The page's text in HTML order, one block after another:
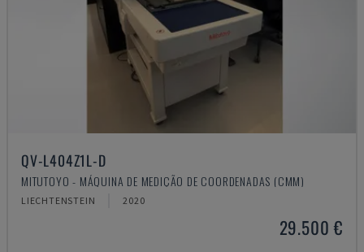
QV-L404Z1L-D
MITUTOYO - MÁQUINA DE MEDIÇÃO DE COORDENADAS (CMM)
LIECHTENSTEIN 2020
29.500 €